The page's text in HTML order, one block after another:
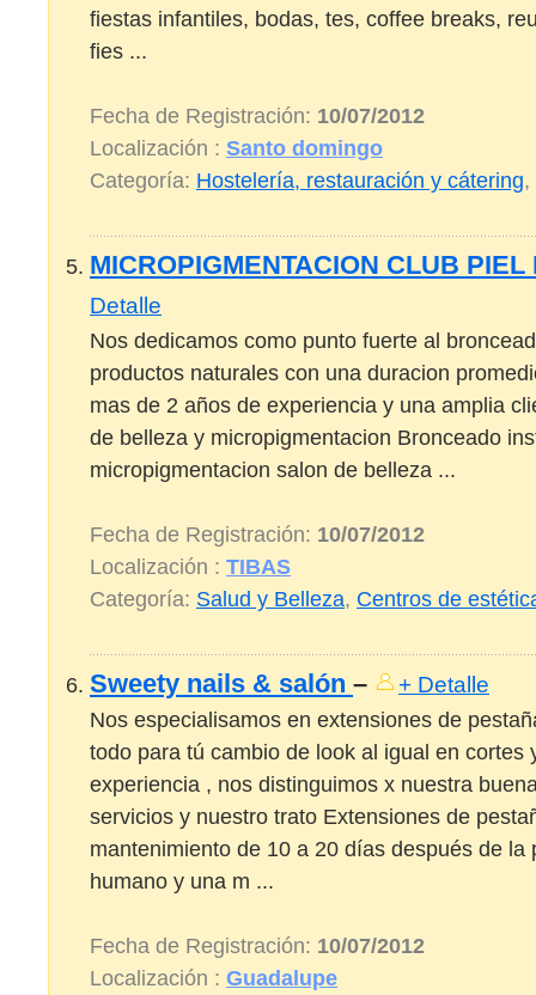
fiestas infantiles, bodas, tes, coffee breaks,
fies ...
Fecha de Registración: 10/07/2012
Localización : Santo domingo
Categoría: Hostelería, restauración y cátering,
MICROPIGMENTACION CLUB PIEL
Detalle
Nos dedicamos como punto fuerte al
productos naturales con una duracion
mas de 2 años de experiencia y una amplia
de belleza y micropigmentacion Bronceado
micropigmentacion salon de belleza ...
Fecha de Registración: 10/07/2012
Localización : TIBAS
Categoría: Salud y Belleza, Centros de
Sweety nails & salón –
+ Detalle
Nos especialisamos en extensiones de
todo para tú cambio de look al igual en cortes
experiencia , nos distinguimos x nuestra
servicios y nuestro trato Extensiones de
mantenimiento de 10 a 20 días después de la
humano y una m ...
Fecha de Registración: 10/07/2012
Localización : Guadalupe